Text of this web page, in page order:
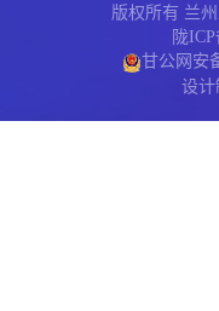
版权所有 兰
陇
甘公网安
设计